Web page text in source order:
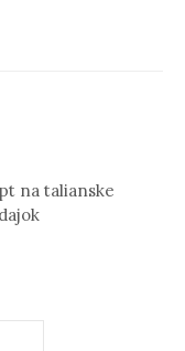
na talianske